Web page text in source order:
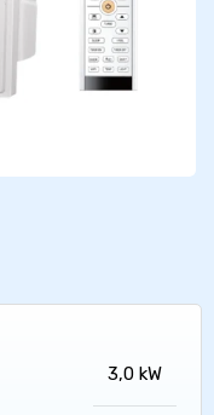
3,0 kW